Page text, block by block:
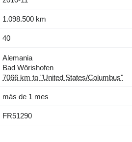
1.098.500 km
40
Alemania
Bad Wörishofen
7066 km to "United States/Columbus"
más de 1 mes
FR51290